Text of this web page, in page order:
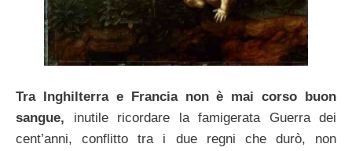
Tra Inghilterra e Francia non è mai corso buon
sangue, inutile ricordare la famigerata Guerra dei
cent’anni, conflitto tra i due regni che durò, non